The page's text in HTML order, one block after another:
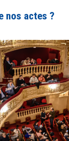
nos actes ?